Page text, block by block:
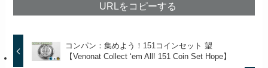
URLをコピーする
コンパン：集めよう！151コインセット 望
【Venonat Collect ‘em All! 151 Coin Set Hope】